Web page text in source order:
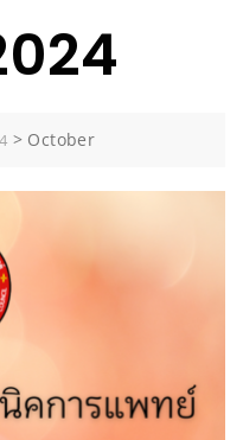
> October